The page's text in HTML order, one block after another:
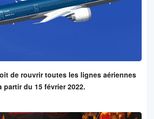
de rouvrir toutes les lignes aériennes
partir du 15 février 2022.